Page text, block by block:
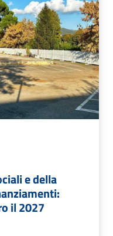
e della
il 2027